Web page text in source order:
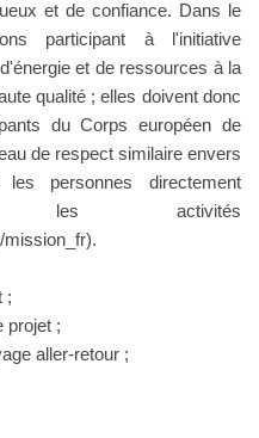
et de confiance. Dans le
participant à l'initiative
et de ressources à la
qualité ; elles doivent donc
du Corps européen de
de respect similaire envers
personnes directement
les activités
mission_fr).
;
projet ;
aller-retour ;